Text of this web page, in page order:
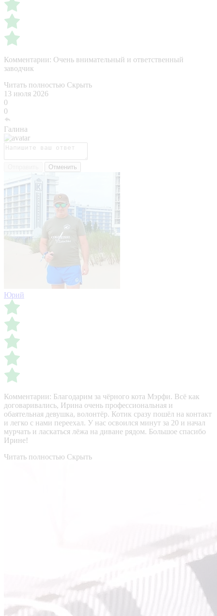
Комментарии: Очень внимательный и ответственный
заводчик
Читать полностью Скрыть
13 июля 2026
0
0
Галина
Отменить
Юрий
Комментарии: Благодарим за чёрного кота Мэрфи. Всё как
договаривались, Ирина очень профессиональная и
обаятельная девушка, волонтёр. Котик сразу пошёл на контакт
и легко с нами переехал. У нас освоился минут за 20 и начал
мурчать и ласкаться лёжа на диване рядом. Большое спасибо
Ирине!
Читать полностью Скрыть